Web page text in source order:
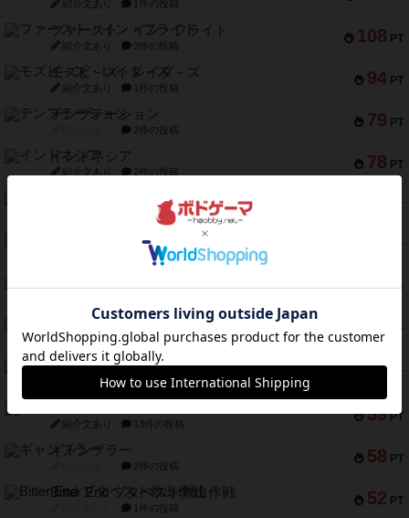
紹介文あり 1件の投稿
108 PT
ファースト・イン・フライト
紹介文あり 3件の投稿
94 PT
モズビ－ズ・レイダ－ズ
紹介文あり 1件の投稿
79 PT
テンプテーション
2件の投稿
78 PT
インドネシア
紹介文あり 2件の投稿
PT
8件の投稿
PT
リスボン・トラム 28
9件の投稿
73 PT
66 PT
紹介文なし 1件の投稿
60 PT
スペクタキュラー
紹介文なし 1件の投稿
59 PT
紹介文あり 13件の投稿
58 PT
ギャンブラー
2件の投稿
52 PT
Bitter End ブタペスト救出作戦
1件の投稿